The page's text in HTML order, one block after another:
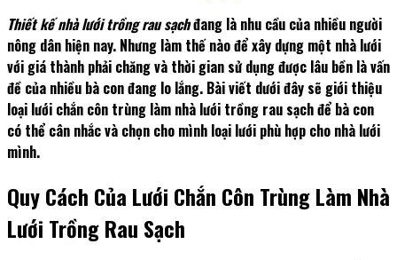
Thiết kế nhà lưới trồng rau sạchđang là nhu cầu của nhiều người
nông dân hiện nay. Nhưng làm thế nào để xây dựng một nhà lưới
với giá thành phải chăng và thời gian sử dụng được lâu bền là vấn
đề của nhiều bà con đang lo lắng. Bài viết dưới đây sẽ giới thiệu
loại lưới chắn côn trùng làm nhà lưới trồng rau sạch để bà con
có thể cân nhắc và chọn cho mình loại lưới phù hợp cho nhà lưới
mình.
Quy Cách Của Lưới Chắn Côn Trùng Làm Nhà
Lưới Trồng Rau Sạch